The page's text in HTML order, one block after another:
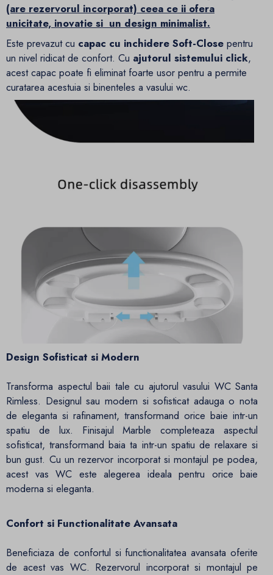
(are rezervorul incorporat) ceea ce ii ofera
unicitate, inovatie si un design minimalist.
Este prevazut cu capac cu inchidere Soft-Close pentru
un nivel ridicat de confort. Cu ajutorul sistemului click,
acest capac poate fi eliminat foarte usor pentru a permite
curatarea acestuia si binenteles a vasului wc.
Design Sofisticat si Modern
Transforma aspectul baii tale cu ajutorul vasului WC Santa
Rimless. Designul sau modern si sofisticat adauga o nota
de eleganta si rafinament, transformand orice baie intr-un
spatiu de lux. Finisajul Marble completeaza aspectul
sofisticat, transformand baia ta intr-un spatiu de relaxare si
bun gust. Cu un rezervor incorporat si montajul pe podea,
acest vas WC este alegerea ideala pentru orice baie
moderna si eleganta.
Confort si Functionalitate Avansata
Beneficiaza de confortul si functionalitatea avansata oferite
de acest vas WC. Rezervorul incorporat si montajul pe